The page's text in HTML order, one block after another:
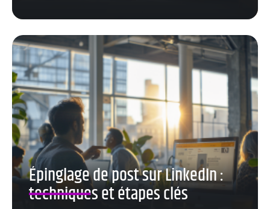
Épinglage de post sur LinkedIn :
techniques et étapes clés